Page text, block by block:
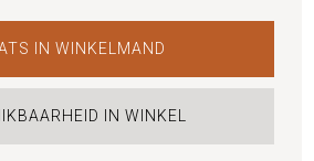
IN WINKELMAND
IN WINKEL